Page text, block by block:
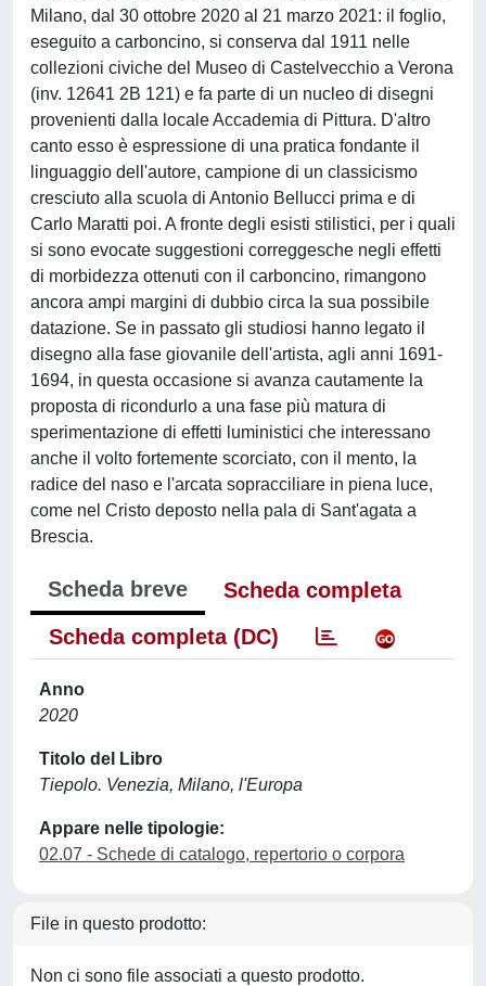
Milano, dal 30 ottobre 2020 al 21 marzo 2021: il foglio,
eseguito a carboncino, si conserva dal 1911 nelle
collezioni civiche del Museo di Castelvecchio a Verona
(inv. 12641 2B 121) e fa parte di un nucleo di disegni
provenienti dalla locale Accademia di Pittura. D'altro
canto esso è espressione di una pratica fondante il
linguaggio dell'autore, campione di un classicismo
cresciuto alla scuola di Antonio Bellucci prima e di
Carlo Maratti poi. A fronte degli esisti stilistici, per i quali
si sono evocate suggestioni correggesche negli effetti
di morbidezza ottenuti con il carboncino, rimangono
ancora ampi margini di dubbio circa la sua possibile
datazione. Se in passato gli studiosi hanno legato il
disegno alla fase giovanile dell'artista, agli anni 1691-
1694, in questa occasione si avanza cautamente la
proposta di ricondurlo a una fase più matura di
sperimentazione di effetti luministici che interessano
anche il volto fortemente scorciato, con il mento, la
radice del naso e l'arcata sopracciliare in piena luce,
come nel Cristo deposto nella pala di Sant'agata a
Brescia.
Scheda breve
Scheda completa
Scheda completa (DC)
Anno
2020
Titolo del Libro
Tiepolo. Venezia, Milano, l'Europa
Appare nelle tipologie:
02.07 - Schede di catalogo, repertorio o corpora
File in questo prodotto:
Non ci sono file associati a questo prodotto.